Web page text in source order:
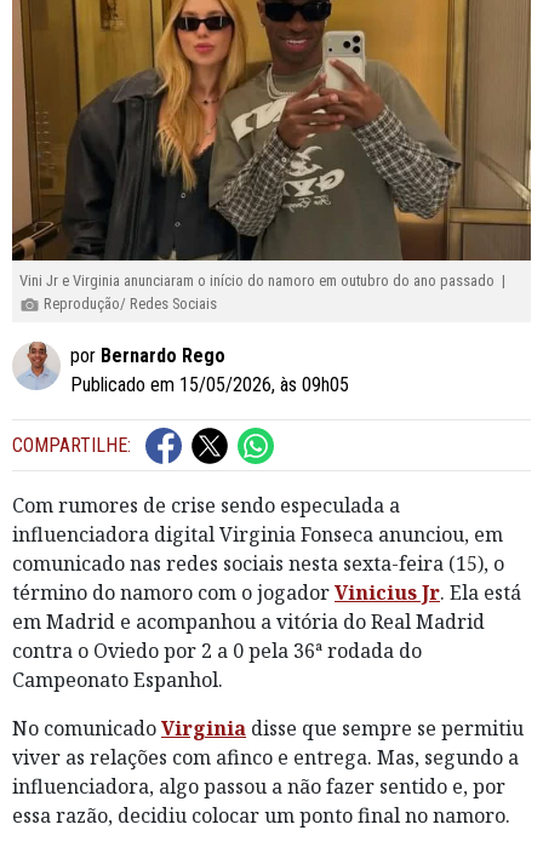
Vini Jr e Virginia anunciaram o início do namoro em outubro do ano passado |
Reprodução/ Redes Sociais
por Bernardo Rego
Publicado em 15/05/2026, às 09h05
COMPARTILHE:
Com rumores de crise sendo especulada a
influenciadora digital Virginia Fonseca anunciou, em
comunicado nas redes sociais nesta sexta-feira (15), o
término do namoro com o jogadorVinicius Jr. Ela está
em Madrid e acompanhou a vitória do Real Madrid
contra o Oviedo por 2 a 0 pela 36ª rodada do
Campeonato Espanhol.
No comunicadoVirginia disse que sempre se permitiu
viver as relações com afinco e entrega. Mas, segundo a
influenciadora, algo passou a não fazer sentido e, por
essa razão, decidiu colocar um ponto final no namoro.